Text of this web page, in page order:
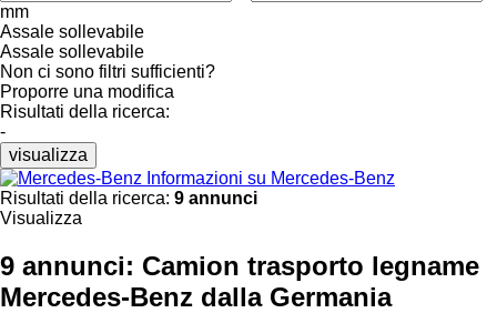
mm
Assale sollevabile
Assale sollevabile
Non ci sono filtri sufficienti?
Proporre una modifica
Risultati della ricerca:
-
visualizza
Informazioni su Mercedes-Benz
Risultati della ricerca: 9 annunci
Visualizza
9 annunci: Camion trasporto legname
Mercedes-Benz dalla Germania